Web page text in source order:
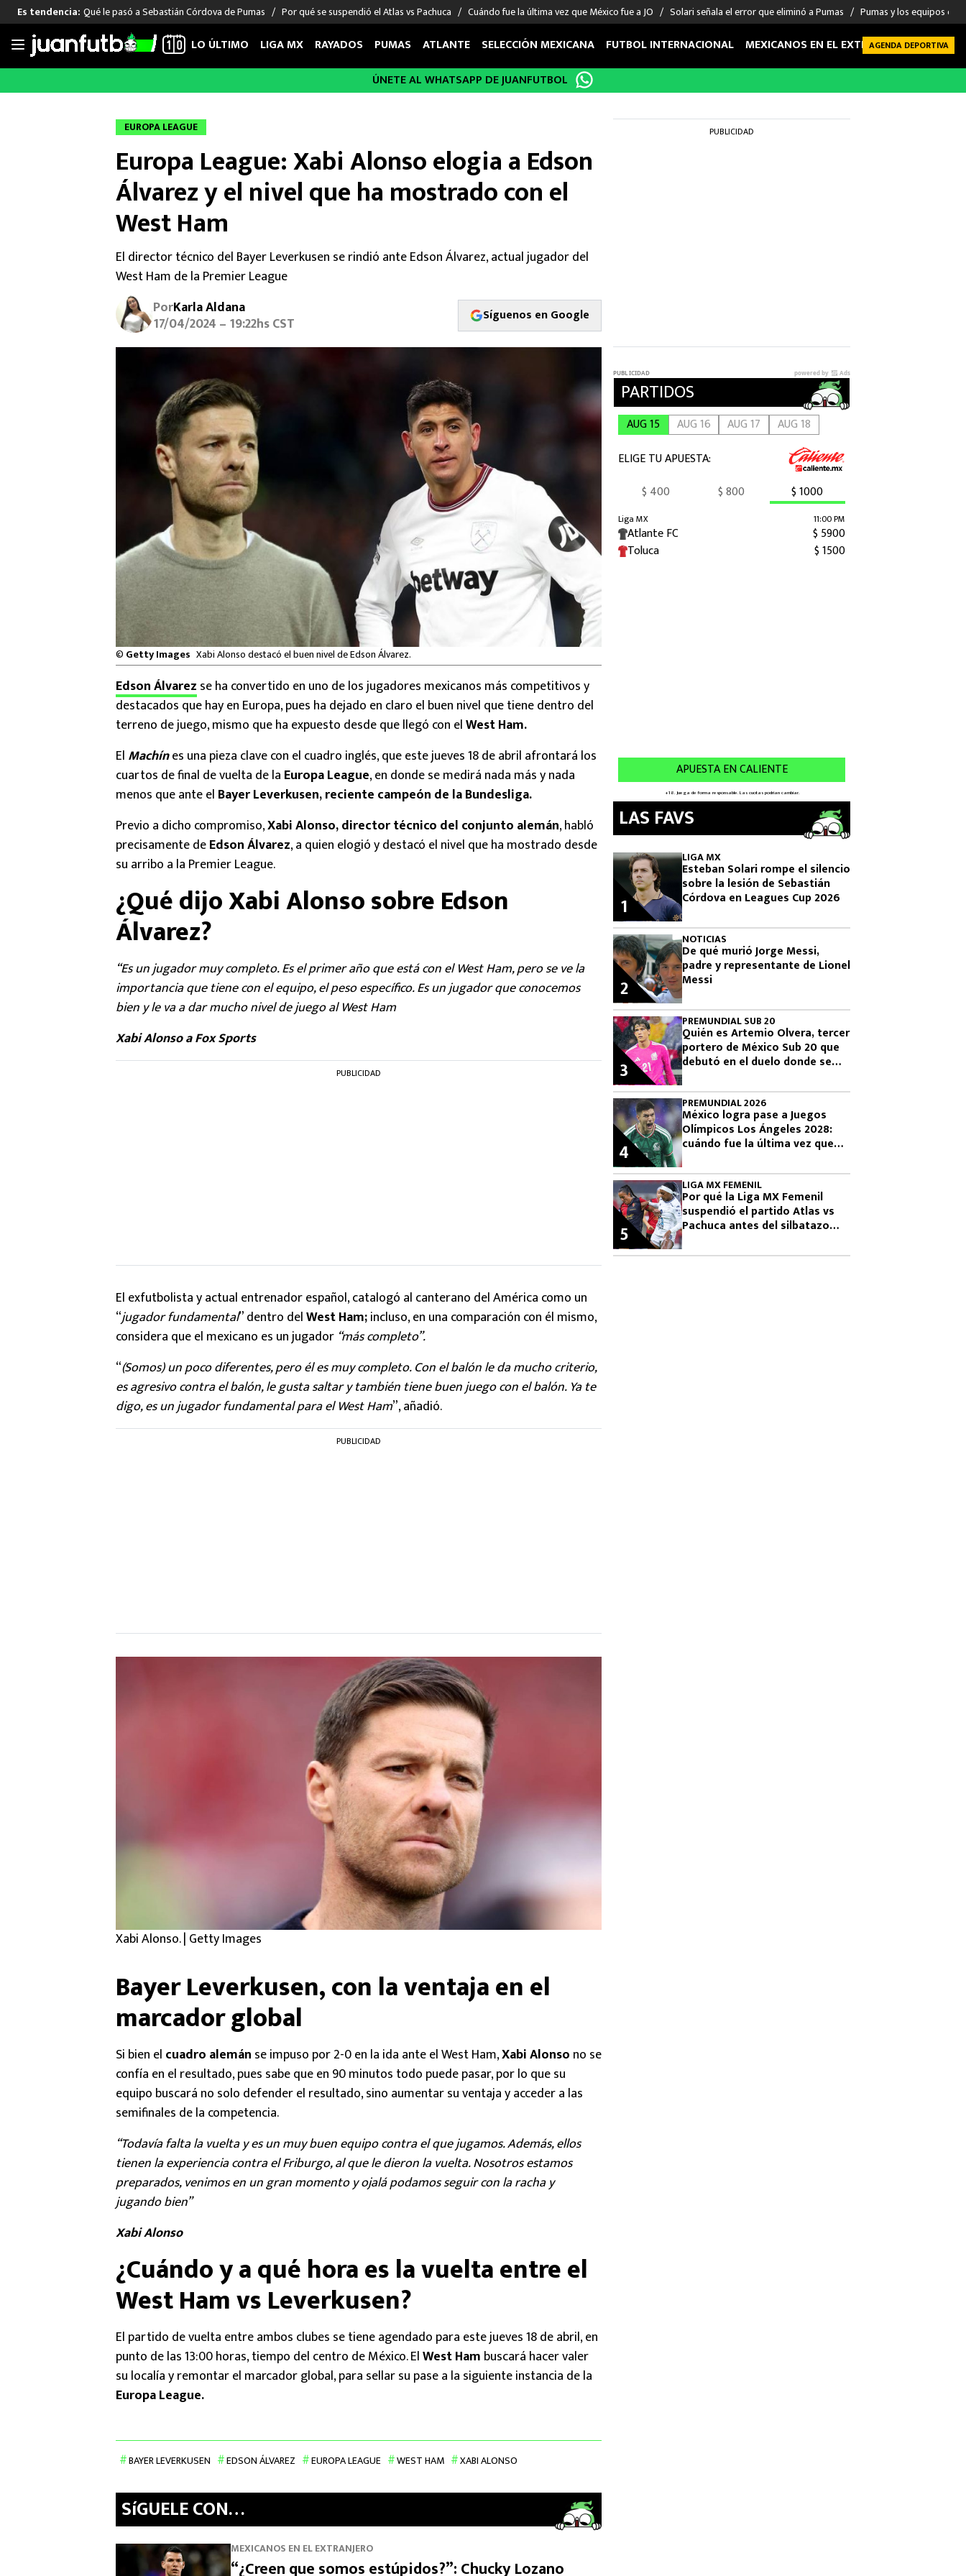
Saltar
Es tendencia: Qué le pasó a Sebastián Córdova de Pumas Por qué se suspendió el Atlas vs Pachuca Cuándo fue la última vez que México fue a JO Solari señala el error que eliminó a Pumas Pumas y los equipos
LIGA MX
Chivas de Guadalajara
Liga MX Femenil
FUT INTERNACIONAL
Las Noticias
Selección Mexicana
Champions League
Europa League
Real Madrid
Barcelona
MEXICANOS EN EL EXTRANJERO
Memo Ochoa
Chino Huerta
Edson Álvarez
FIGURAS
Sergio Ramos
Giorgos Giakoumakis
André Jardine
DEPORTES
Boxeo
Béisbol
NFL
LO ÚLTIMO LIGA MX RAYADOS PUMAS ATLANTE SELECCIÓN MEXICANA FUTBOL INTERNACIONAL MEXICANOS EN EL EXTRANJERO FUTBOL
AGENDA DEPORTIVA
ÚNETE AL WHATSAPP DE JUANFUTBOL
EUROPA LEAGUE
Europa League: Xabi Alonso elogia a Edson
Álvarez y el nivel que ha mostrado con el
West Ham
El director técnico del Bayer Leverkusen se rindió ante Edson Álvarez, actual jugador del
West Ham de la Premier League
PorKarla Aldana
17/04/2024 – 19:22hs CST Síguenos en Google
© Getty Images Xabi Alonso destacó el buen nivel de Edson Álvarez.
Edson Álvarez se ha convertido en uno de los jugadores mexicanos más competitivos y
destacados que hay en Europa, pues ha dejado en claro el buen nivel que tiene dentro del
terreno de juego, mismo que ha expuesto desde que llegó con elWest Ham.
El Machínes una pieza clave con el cuadro inglés, que este jueves 18 de abril afrontará los
cuartos de final de vuelta de la Europa League, en donde se medirá nada más y nada
menos que ante el Bayer Leverkusen, reciente campeón de la Bundesliga.
Previo a dicho compromiso,Xabi Alonso, director técnico del conjunto alemán, habló
precisamente deEdson Álvarez, a quien elogió y destacó el nivel que ha mostrado desde
su arribo a la Premier League.
¿Qué dijo Xabi Alonso sobre Edson
Álvarez?
“Es un jugador muy completo. Es el primer año que está con el West Ham, pero se ve la
importancia que tiene con el equipo, el peso específico. Es un jugador que conocemos
bien y le va a dar mucho nivel de juego al West Ham
Xabi Alonso a Fox Sports
PUBLICIDAD
El exfutbolista y actual entrenador español, catalogó al canterano del América como un
“jugador fundamental” dentro delWest Ham;incluso, en una comparación con él mismo,
considera que el mexicano es un jugador “más completo”.
“(Somos) un poco diferentes, pero él es muy completo. Con el balón le da mucho criterio,
es agresivo contra el balón, le gusta saltar y también tiene buen juego con el balón. Ya te
digo, es un jugador fundamental para el West Ham”, añadió.
PUBLICIDAD
Xabi Alonso. | Getty Images
Bayer Leverkusen, con la ventaja en el
marcador global
Si bien el cuadro alemán se impuso por 2-0 en la ida ante el West Ham,Xabi Alonso no se
confía en el resultado, pues sabe que en 90 minutos todo puede pasar, por lo que su
equipo buscará no solo defender el resultado, sino aumentar su ventaja y acceder a las
semifinales de la competencia.
“Todavía falta la vuelta y es un muy buen equipo contra el que jugamos. Además, ellos
tienen la experiencia contra el Friburgo, al que le dieron la vuelta. Nosotros estamos
preparados, venimos en un gran momento y ojalá podamos seguir con la racha y
jugando bien”
Xabi Alonso
¿Cuándo y a qué hora es la vuelta entre el
West Ham vs Leverkusen?
El partido de vuelta entre ambos clubes se tiene agendado para este jueves 18 de abril, en
punto de las 13:00 horas, tiempo del centro de México. ElWest Ham buscará hacer valer
su localía y remontar el marcador global, para sellar su pase a la siguiente instancia de la
Europa League.
BAYER LEVERKUSEN EDSON ÁLVAREZ EUROPA LEAGUE WEST HAM XABI ALONSO
SíGUELE CON…
MEXICANOS EN EL EXTRANJERO
“¿Creen que somos estúpidos?”: Chucky Lozano
PUBLICIDAD
LAS FAVS
LIGA MX
Esteban Solari rompe el silencio
sobre la lesión de Sebastián
Córdova en Leagues Cup 2026
1
NOTICIAS
De qué murió Jorge Messi,
padre y representante de Lionel
Messi
2
PREMUNDIAL SUB 20
Quién es Artemio Olvera, tercer
portero de México Sub 20 que
debutó en el duelo donde se
3
PREMUNDIAL 2026
México logra pase a Juegos
Olímpicos Los Ángeles 2028:
cuándo fue la última vez que
4
LIGA MX FEMENIL
Por qué la Liga MX Femenil
suspendió el partido Atlas vs
Pachuca antes del silbatazo
5